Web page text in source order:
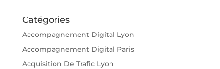
Catégories
Accompagnement Digital Lyon
Accompagnement Digital Paris
Acquisition De Trafic Lyon